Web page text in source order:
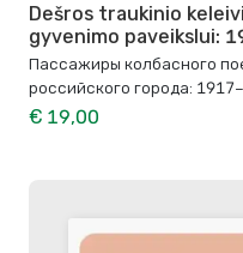
Dešros traukinio
gyvenimo paveikslui:
Пассажиры колбасного
российского города:
€ 19,00